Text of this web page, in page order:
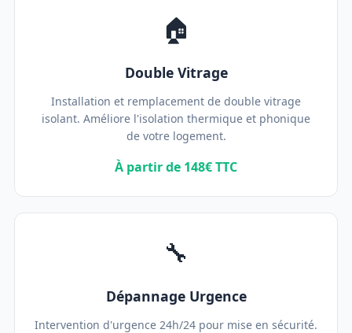
🏠
Double Vitrage
Installation et remplacement de double vitrage
isolant. Améliore l'isolation thermique et phonique
de votre logement.
À partir de 148€ TTC
🔧
Dépannage Urgence
Intervention d'urgence 24h/24 pour mise en sécurité.